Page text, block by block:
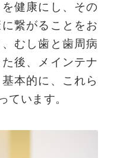
健康にし、その
繋がることをお
むし歯と歯周病
後、メインテナ
本的に、これら
ています。